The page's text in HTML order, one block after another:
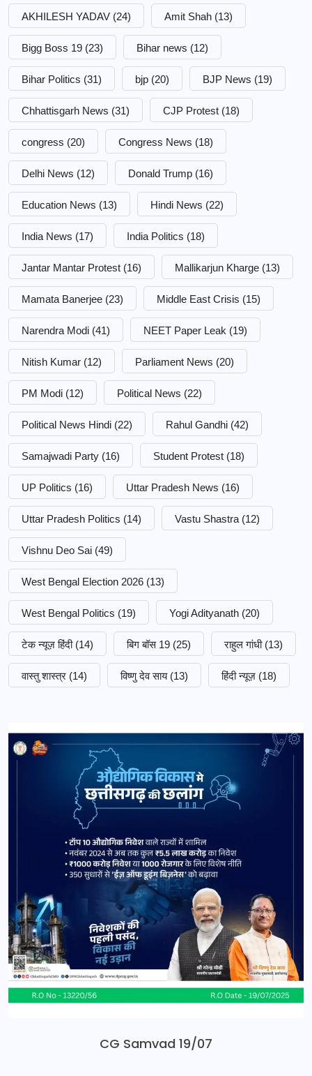
AKHILESH YADAV (24) Amit Shah (13)
Bigg Boss 19 (23) Bihar news (12)
Bihar Politics (31) bjp (20) BJP News (19)
Chhattisgarh News (31) CJP Protest (18)
congress (20) Congress News (18)
Delhi News (12) Donald Trump (16)
Education News (13) Hindi News (22)
India News (17) India Politics (18)
Jantar Mantar Protest (16) Mallikarjun Kharge (13)
Mamata Banerjee (23) Middle East Crisis (15)
Narendra Modi (41) NEET Paper Leak (19)
Nitish Kumar (12) Parliament News (20)
PM Modi (12) Political News (22)
Political News Hindi (22) Rahul Gandhi (42)
Samajwadi Party (16) Student Protest (18)
UP Politics (16) Uttar Pradesh News (16)
Uttar Pradesh Politics (14) Vastu Shastra (12)
Vishnu Deo Sai (49)
West Bengal Election 2026 (13)
West Bengal Politics (19) Yogi Adityanath (20)
टेक न्यूज़ हिंदी (14) बिग बॉस 19 (25) राहुल गांधी (13)
वास्तु शास्त्र (14) विष्णु देव साय (13) हिंदी न्यूज़ (18)
CG Samvad 19/07